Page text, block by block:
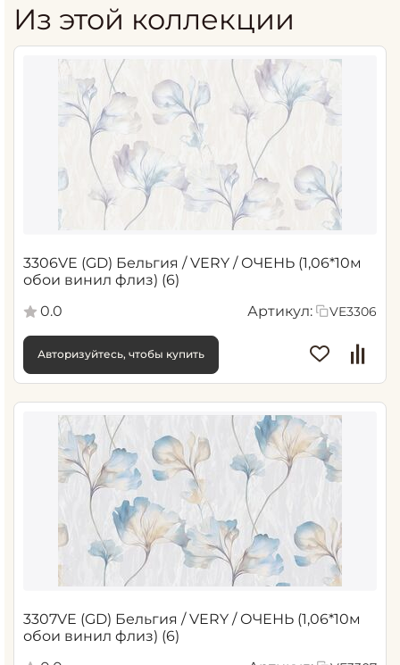
Из этой коллекции
3306VE (GD) Бельгия / VERY / ОЧЕНЬ (1,06*10м
обои винил флиз) (6)
0.0
Артикул: VE3306
Авторизуйтесь, чтобы купить
3307VE (GD) Бельгия / VERY / ОЧЕНЬ (1,06*10м
обои винил флиз) (6)